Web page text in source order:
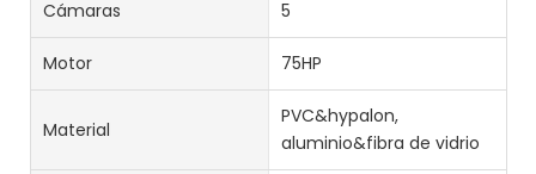
Cámaras 5
Motor 75HP
Material
PVC&hypalon,
aluminio&fibra de vidrio